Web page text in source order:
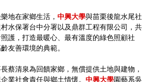
地在家鄉生活， 中興大學與苗栗後龍水尾社
水保署台中分署以及鼎群工程有限公司，共
護，打造最暖心、最有溫度的綠色照顧社
友善環境的典範。
蔡清泉為回饋家鄉，無償提供土地與建物，
業社會責任與鄉土情懷。 中興大學園藝系吳